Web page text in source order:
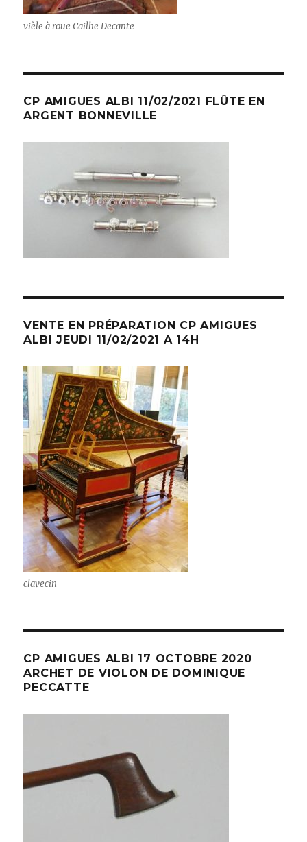
vièle à roue Cailhe Decante
CP AMIGUES ALBI 11/02/2021 FLÛTE EN
ARGENT BONNEVILLE
VENTE EN PRÉPARATION CP AMIGUES
ALBI JEUDI 11/02/2021 A 14H
clavecin
CP AMIGUES ALBI 17 OCTOBRE 2020
ARCHET DE VIOLON DE DOMINIQUE
PECCATTE